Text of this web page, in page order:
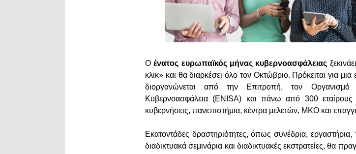
Οένατος ευρωπαϊκός μήνας κυβερνοασφάλειας
κλικ» και θα διαρκέσει όλο τον Οκτώβριο. Πρόκειται για
διοργανώνεται από την Επιτροπή, τον
Κυβερνοασφάλεια (ENISA) και πάνω από 300
κυβερνήσεις, πανεπιστήμια, κέντρα μελετών, ΜΚΟ και
Εκατοντάδες δραστηριότητες, όπως συνέδρια,
διαδικτυακά σεμινάρια και διαδικτυακές εκστρατείες, θα